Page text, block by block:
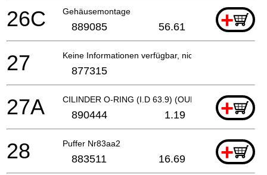
Gehäusemontage +
26C 889085 56.61
Keine Informationen verfügbar, nicht bestellbar
27 877315
CILINDER O-RING (I.D 63.9) (OUD 877315)
+
27A 890444 1.19
Puffer Nr83aa2 +
28 883511 16.69